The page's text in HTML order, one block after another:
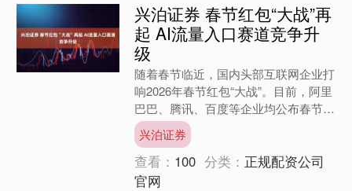
兴泊证券 春节红包“大战”再
起 AI流量入口赛道竞争升
级
随着春节临近，国内头部互联网企业打
响2026年春节红包“大战”。目前，阿里
巴巴、腾讯、百度等企业均公布春节红
包计划，AI流量入口的争夺成为今年焦
点。 分析人士指....
兴泊证券
查看： 100 分类： 正规配资公司
官网